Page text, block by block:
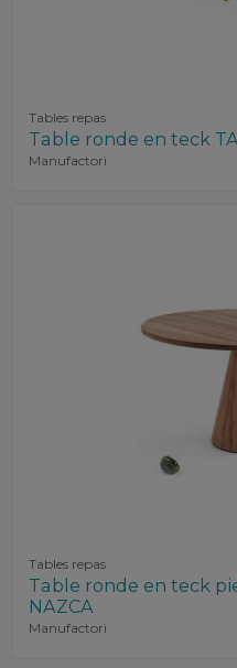
Tables repas
Table ronde en teck
Manufactori
Tables repas
Table ronde en teck
NAZCA
Manufactori